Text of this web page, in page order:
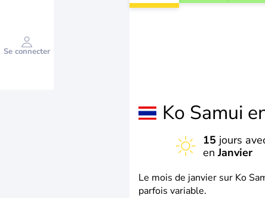
Se connecter
Ko Samui
15 jours
enJanvier
Le mois de janvier sur Ko
parfois variable.